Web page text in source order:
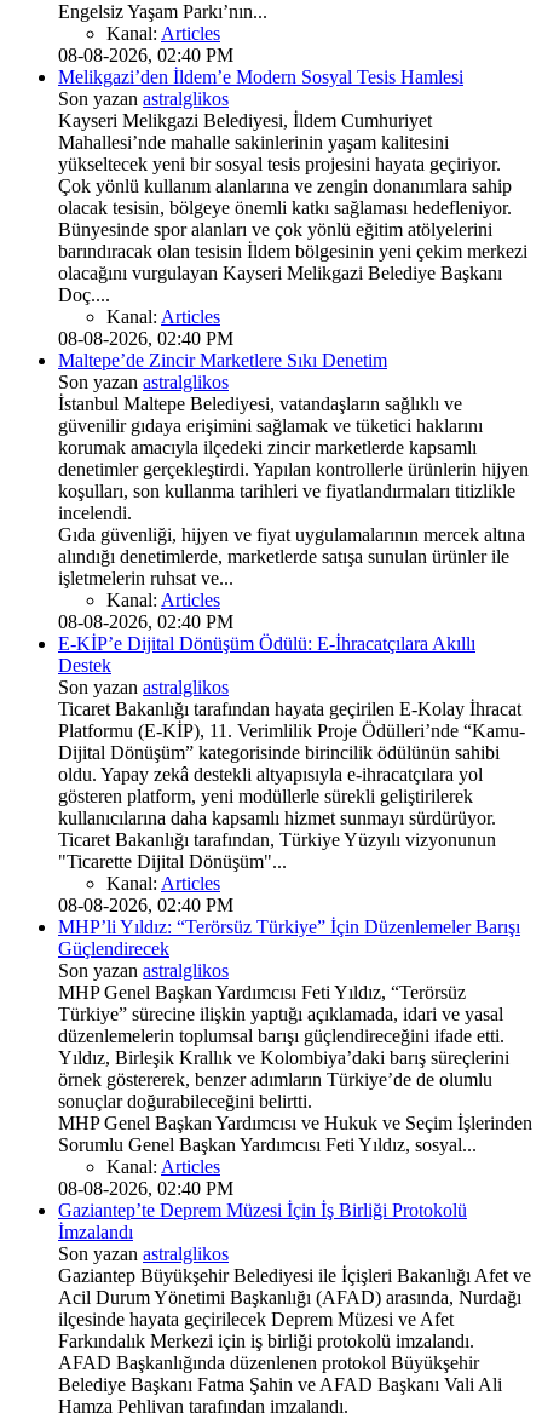
Engelsiz Yaşam Parkı’nın...
Kanal: Articles
08-08-2026, 02:40 PM
Melikgazi’den İldem’e Modern Sosyal Tesis Hamlesi
Son yazan astralglikos
Kayseri Melikgazi Belediyesi, İldem Cumhuriyet
Mahallesi’nde mahalle sakinlerinin yaşam kalitesini
yükseltecek yeni bir sosyal tesis projesini hayata geçiriyor.
Çok yönlü kullanım alanlarına ve zengin donanımlara sahip
olacak tesisin, bölgeye önemli katkı sağlaması hedefleniyor.
Bünyesinde spor alanları ve çok yönlü eğitim atölyelerini
barındıracak olan tesisin İldem bölgesinin yeni çekim merkezi
olacağını vurgulayan Kayseri Melikgazi Belediye Başkanı
Doç....
Kanal: Articles
08-08-2026, 02:40 PM
Maltepe’de Zincir Marketlere Sıkı Denetim
Son yazan astralglikos
İstanbul Maltepe Belediyesi, vatandaşların sağlıklı ve
güvenilir gıdaya erişimini sağlamak ve tüketici haklarını
korumak amacıyla ilçedeki zincir marketlerde kapsamlı
denetimler gerçekleştirdi. Yapılan kontrollerle ürünlerin hijyen
koşulları, son kullanma tarihleri ve fiyatlandırmaları titizlikle
incelendi.
Gıda güvenliği, hijyen ve fiyat uygulamalarının mercek altına
alındığı denetimlerde, marketlerde satışa sunulan ürünler ile
işletmelerin ruhsat ve...
Kanal: Articles
08-08-2026, 02:40 PM
E-KİP’e Dijital Dönüşüm Ödülü: E-İhracatçılara Akıllı
Destek
Son yazan astralglikos
Ticaret Bakanlığı tarafından hayata geçirilen E-Kolay İhracat
Platformu (E-KİP), 11. Verimlilik Proje Ödülleri’nde “Kamu-
Dijital Dönüşüm” kategorisinde birincilik ödülünün sahibi
oldu. Yapay zekâ destekli altyapısıyla e-ihracatçılara yol
gösteren platform, yeni modüllerle sürekli geliştirilerek
kullanıcılarına daha kapsamlı hizmet sunmayı sürdürüyor.
Ticaret Bakanlığı tarafından, Türkiye Yüzyılı vizyonunun
"Ticarette Dijital Dönüşüm"...
Kanal: Articles
08-08-2026, 02:40 PM
MHP’li Yıldız: “Terörsüz Türkiye” İçin Düzenlemeler Barışı
Güçlendirecek
Son yazan astralglikos
MHP Genel Başkan Yardımcısı Feti Yıldız, “Terörsüz
Türkiye” sürecine ilişkin yaptığı açıklamada, idari ve yasal
düzenlemelerin toplumsal barışı güçlendireceğini ifade etti.
Yıldız, Birleşik Krallık ve Kolombiya’daki barış süreçlerini
örnek göstererek, benzer adımların Türkiye’de de olumlu
sonuçlar doğurabileceğini belirtti.
MHP Genel Başkan Yardımcısı ve Hukuk ve Seçim İşlerinden
Sorumlu Genel Başkan Yardımcısı Feti Yıldız, sosyal...
Kanal: Articles
08-08-2026, 02:40 PM
Gaziantep’te Deprem Müzesi İçin İş Birliği Protokolü
İmzalandı
Son yazan astralglikos
Gaziantep Büyükşehir Belediyesi ile İçişleri Bakanlığı Afet ve
Acil Durum Yönetimi Başkanlığı (AFAD) arasında, Nurdağı
ilçesinde hayata geçirilecek Deprem Müzesi ve Afet
Farkındalık Merkezi için iş birliği protokolü imzalandı.
AFAD Başkanlığında düzenlenen protokol Büyükşehir
Belediye Başkanı Fatma Şahin ve AFAD Başkanı Vali Ali
Hamza Pehlivan tarafından imzalandı.